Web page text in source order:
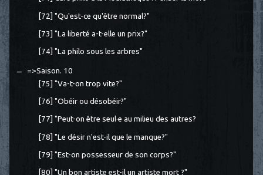
[72] "Qu'est-ce qu'être normal?"
[73] "La liberté a-t-elle un prix?"
[74] "La philo sous les arbres"
=>Saison. 10
[75] "Va-t-on trop vite?"
[76] "Obéir ou désobéir?"
[77] "Peut-on être seul·e au milieu des autres?
[78] "Le désir n'est-il que le manque?"
[79] "Est-on possesseur de son corps?"
[80] "Un bon artiste est-il un artiste mort ?"